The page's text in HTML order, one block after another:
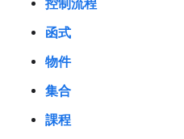
控制流程
函式
物件
集合
課程